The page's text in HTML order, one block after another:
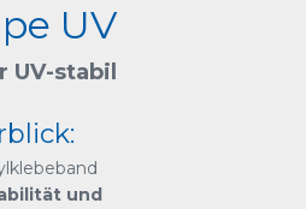
UV
UV-stabil
und